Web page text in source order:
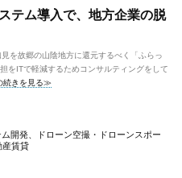
テム導入で、地方企業の脱
を故郷の山陰地方に還元するべく「ふらっ
をITで軽減するためコンサルティングをして
続きを見る≫
開発、ドローン空撮・ドローンスポー
産賃貸